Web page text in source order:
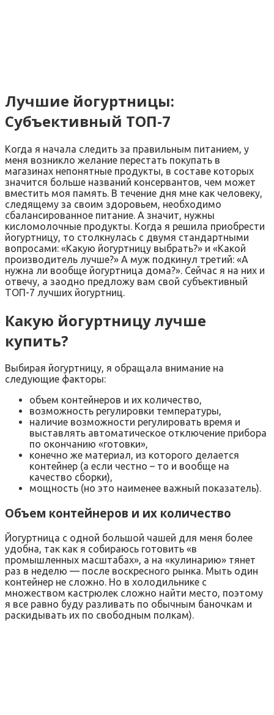
Лучшие йогуртницы:
Субъективный ТОП-7
Когда я начала следить за правильным питанием, у
меня возникло желание перестать покупать в
магазинах непонятные продукты, в составе которых
значится больше названий консервантов, чем может
вместить моя память. В течение дня мне как человеку,
следящему за своим здоровьем, необходимо
сбалансированное питание. А значит, нужны
кисломолочные продукты. Когда я решила приобрести
йогуртницу, то столкнулась с двумя стандартными
вопросами: «Какую йогуртницу выбрать?» и «Какой
производитель лучше?» А муж подкинул третий: «А
нужна ли вообще йогуртница дома?». Сейчас я на них и
отвечу, а заодно предложу вам свой субъективный
ТОП-7 лучших йогуртниц.
Какую йогуртницу лучше
купить?
Выбирая йогуртницу, я обращала внимание на
следующие факторы:
объем контейнеров и их количество,
возможность регулировки температуры,
наличие возможности регулировать время и
выставлять автоматическое отключение прибора
по окончанию «готовки»,
конечно же материал, из которого делается
контейнер (а если честно – то и вообще на
качество сборки),
мощность (но это наименее важный показатель).
Объем контейнеров и их количество
Йогуртница с одной большой чашей для меня более
удобна, так как я собираюсь готовить «в
промышленных масштабах», а на «кулинарию» тянет
раз в неделю — после воскресного рынка. Мыть один
контейнер не сложно. Но в холодильнике с
множеством кастрюлек сложно найти место, поэтому
я все равно буду разливать по обычным баночкам и
раскидывать их по свободным полкам).